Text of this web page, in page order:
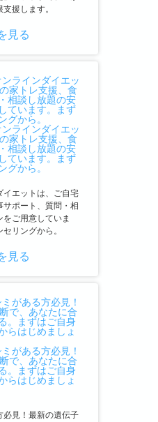
援します。
見る
イエットは、ご自宅
ポート、質問・相
ご用意していま
リングから。
見る
必見！最新の遺伝子